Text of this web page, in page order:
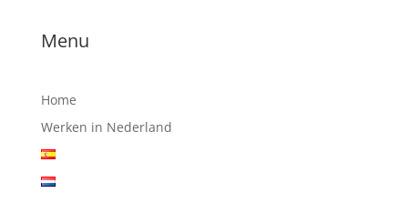
Menu
Home
Werken in Nederland